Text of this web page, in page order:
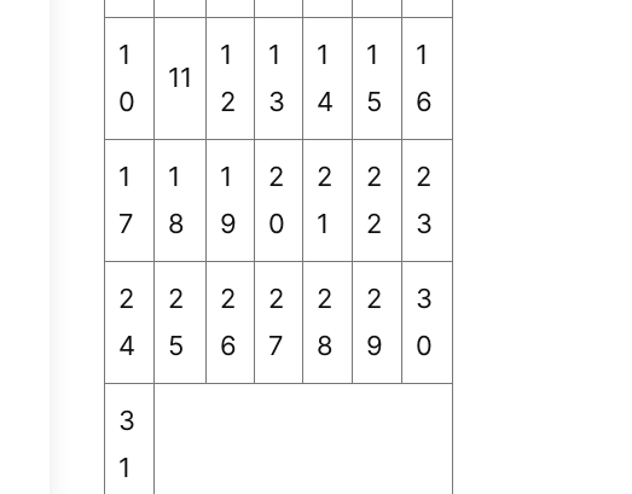
1
0
11
1
2
1
3
1
4
1
5
1
6
1
7
1
8
1
9
2
0
2
1
2
2
2
3
2
4
2
5
2
6
2
7
2
8
2
9
3
0
3
1